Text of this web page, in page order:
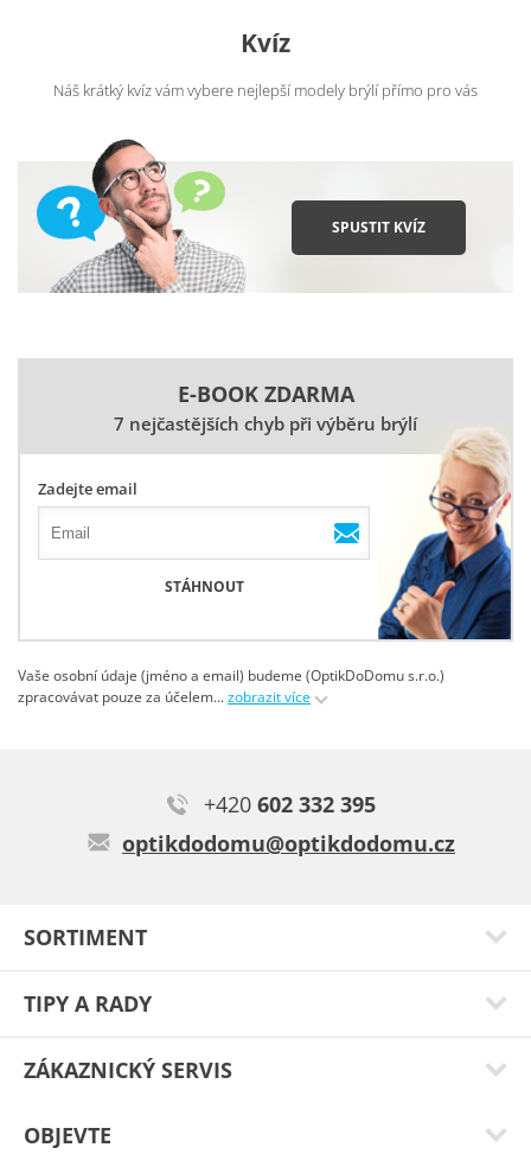
Kvíz
Náš krátký kvíz vám vybere nejlepší modely brýlí přímo pro vás
SPUSTIT KVÍZ
E-BOOK ZDARMA
7 nejčastějších chyb při výběru brýlí
Zadejte email
Vaše osobní údaje (jméno a email) budeme (OptikDoDomu s.r.o.)
zpracovávat pouze za účelem...zobrazit více
SORTIMENT
TIPY A RADY
ZÁKAZNICKÝ SERVIS
OBJEVTE
+420 602 332 395
optikdodomu@optikdodomu.cz